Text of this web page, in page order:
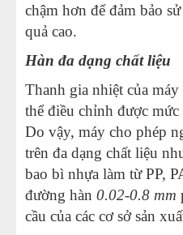
chậm hơn để đảm bảo
quả cao.
Hàn đa dạng chất liệu
Thanh gia nhiệt của
thể điều chỉnh được
Do vậy, máy cho phép
trên đa dạng chất liệu
bao bì nhựa làm từ PP,
đường hàn 0.02-0.8 mm
cầu của các cơ sở sản